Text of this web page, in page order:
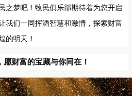
之梦吧！牧民俱乐部期待着为您开启
我们一同挥洒智慧和激情，探索财富
的明天！
财富的宝藏与你同在！